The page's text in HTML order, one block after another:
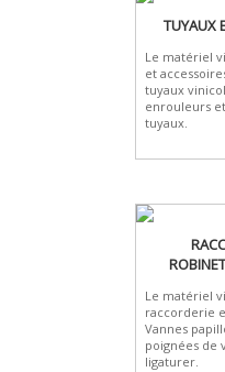
TUYAUX
Le matériel
et
tuyaux
enrouleurs
tuyaux.
Le matériel
raccorderie
Vannes
poignées de
ligaturer.